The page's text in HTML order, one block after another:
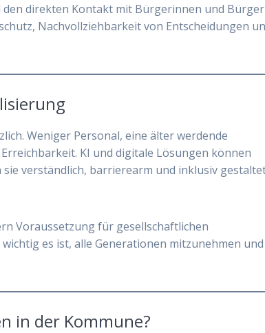
direkten Kontakt mit Bürgerinnen und
Nachvollziehbarkeit von Entscheidungen
Weniger Personal, eine älter werdende
KI und digitale Lösungen können
verständlich, barrierearm und inklusiv
Voraussetzung für gesellschaftlichen
wichtig es ist, alle Generationen mitzunehmen und
in der Kommune?